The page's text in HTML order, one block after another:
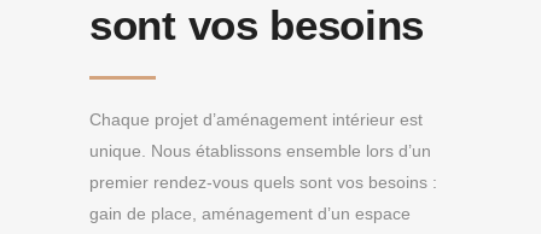
sont vos besoins
Chaque projet d’aménagement intérieur est
unique. Nous établissons ensemble lors d’un
premier rendez-vous quels sont vos besoins :
gain de place, aménagement d’un espace